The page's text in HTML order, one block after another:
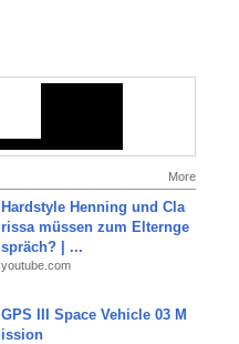
More
Hardstyle Henning und Cla
rissa müssen zum Elternge
spräch? | ...
youtube.com
GPS III Space Vehicle 03 M
ission